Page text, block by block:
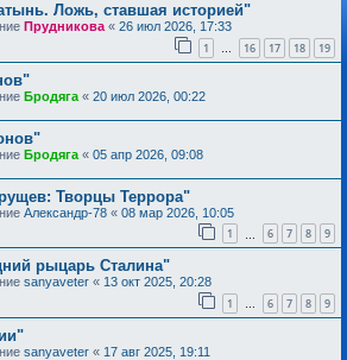
Ложь, ставшая историей"
Прудникова « 26 июл 2026, 17:33
1 … 16 17 18 19
Бродяга « 20 июл 2026, 00:22
Бродяга « 05 апр 2026, 09:08
Творцы Террора"
Александр-78 « 08 мар 2026, 10:05
1 6 7 8 9
рыцарь Сталина"
sanyaveter « 13 окт 2025, 20:28
1 … 6 7 8 9
sanyaveter « 17 авг 2025, 19:11